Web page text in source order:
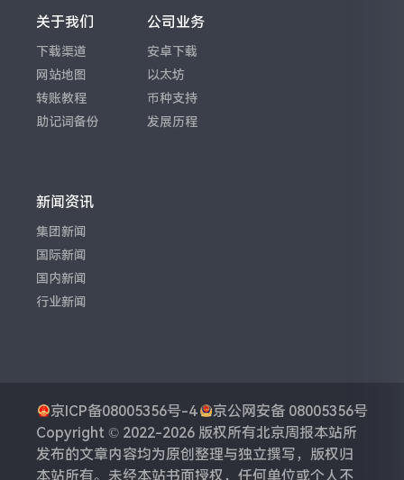
关于我们
下载渠道
网站地图
转账教程
助记词备份
公司业务
安卓下载
以太坊
币种支持
发展历程
新闻资讯
集团新闻
国际新闻
国内新闻
行业新闻
京ICP备08005356号-4
京公网安备 08005356号
Copyright © 2022-2026 版权所有北京周报本站所
发布的文章内容均为原创整理与独立撰写，版权归
本站所有。未经本站书面授权，任何单位或个人不